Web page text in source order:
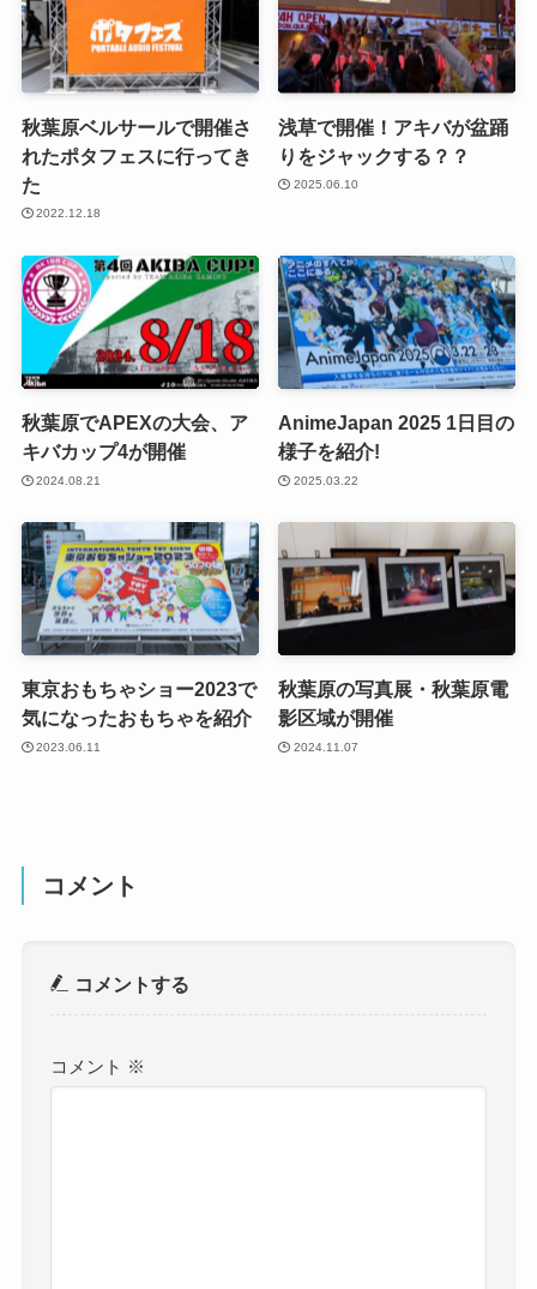
秋葉原ベルサールで開催さ
れたポタフェスに行ってき
た
2022.12.18
浅草で開催！アキバが盆踊
りをジャックする？？
2025.06.10
秋葉原でAPEXの大会、ア
キバカップ4が開催
2024.08.21
AnimeJapan 2025 1日目の
様子を紹介!
2025.03.22
東京おもちゃショー2023で
気になったおもちゃを紹介
2023.06.11
秋葉原の写真展・秋葉原電
影区域が開催
2024.11.07
コメント
コメントする
コメント ※